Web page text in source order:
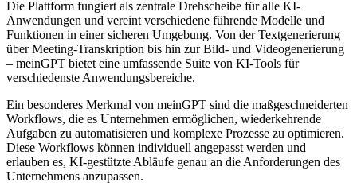
Die Plattform fungiert als zentrale Drehscheibe für alle KI-
Anwendungen und vereint verschiedene führende Modelle und
Funktionen in einer sicheren Umgebung. Von der Textgenerierung
über Meeting-Transkription bis hin zur Bild- und Videogenerierung
– meinGPT bietet eine umfassende Suite von KI-Tools für
verschiedenste Anwendungsbereiche.
Ein besonderes Merkmal von meinGPT sind die maßgeschneiderten
Workflows, die es Unternehmen ermöglichen, wiederkehrende
Aufgaben zu automatisieren und komplexe Prozesse zu optimieren.
Diese Workflows können individuell angepasst werden und
erlauben es, KI-gestützte Abläufe genau an die Anforderungen des
Unternehmens anzupassen.